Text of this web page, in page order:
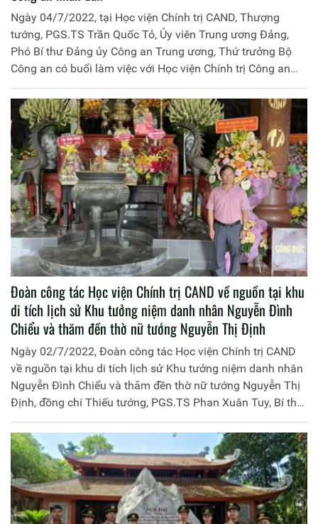
Ngày 04/7/2022, tại Học viện Chính trị CAND, Thượng
tướng, PGS.TS Trần Quốc Tỏ, Ủy viên Trung ương Đảng,
Phó Bí thư Đảng ủy Công an Trung ương, Thứ trưởng Bộ
Công an có buổi làm việc với Học viện Chính trị Công an
nhân dân về các mặt công tác của Học viện trong thời gian
gần đây.
Đoàn công tác Học viện Chính trị CAND về nguồn tại khu
di tích lịch sử Khu tưởng niệm danh nhân Nguyễn Đình
Chiểu và thăm đền thờ nữ tướng Nguyễn Thị Định
Ngày 02/7/2022, Đoàn công tác Học viện Chính trị CAND
về nguồn tại khu di tích lịch sử Khu tưởng niệm danh nhân
Nguyễn Đình Chiểu và thăm đền thờ nữ tướng Nguyễn Thị
Định, đồng chí Thiếu tướng, PGS.TS Phan Xuân Tuy, Bí thư
đảng ủy, Giám đốc Học viện làm trưởng đoàn. Tham gia
đoàn còn có đại diện lãnh đạo Phòng Quản lý học viên Học
viện Chính trị CAND.